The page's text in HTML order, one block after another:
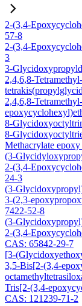
2-(3,4-
57-8
2-(3,4-
3
3-
2,4,6,8-
2,4,6,8-
8-
8-
Methacrylate
(3-
2-(3,4-
24-3
(3-
3-(2,3-
7422-52-8
(3-
2-(3,4-
CAS: 65842-29-7
[3-
3,5-Bis[2-(3,4-
Tris[2-(3,4-
CAS: 121239-71-2